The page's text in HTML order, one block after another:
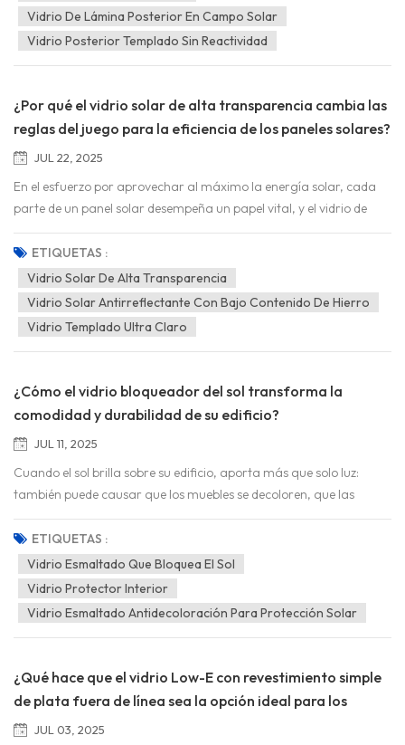
capturen mayores cantidades de energía. Esta transparencia,
sumada a la resistencia del templado, lo dota de resistencia a
impactos, cambios bruscos de temperatura y condiciones c...
Vidrio De Lámina Posterior En Campo Solar
Vidrio Posterior Templado Sin Reactividad
¿Por qué el vidrio solar de alta transparencia cambia las
reglas del juego para la eficiencia de los paneles solares?
JUL 22, 2025
En el esfuerzo por aprovechar al máximo la energía solar, cada
parte de un panel solar desempeña un papel vital, y el vidrio de
recubrimiento no es la excepción. Entonces, ¿qué distingue Vidrio
solar de alta transparencia ¿Qué diferencia al vidrio en esta
importante función? A diferencia del vidrio común, su
composición y estructura especiales están diseñadas para
permitir el paso de más luz solar, lo que aumenta directamente la
cantidad de electricidad que un panel solar puede producir. Para
ETIQUETAS :
Vidrio Solar De Alta Transparencia
Vidrio Solar Antirreflectante Con Bajo Contenido De Hierro
Vidrio Templado Ultra Claro
¿Cómo el vidrio bloqueador del sol transforma la
comodidad y durabilidad de su edificio?
JUL 11, 2025
Cuando el sol brilla sobre su edificio, aporta más que solo luz:
también puede causar que los muebles se decoloren, que las
temperaturas interiores se sobrecalienten y que las facturas de
energía aumenten. Pero ¿y si existiera una solución elegante,
protectora y eficiente? El acristalamiento solar es la revolución de
la arquitectura moderna. Este innovador vidrio no solo bloquea el
sol. Redefine la interacción entre los edificios y su entorno,
manteniendo los interiores frescos y protegiendo lo...
ETIQUETAS :
Vidrio Esmaltado Que Bloquea El Sol
Vidrio Protector Interior
Vidrio Esmaltado Antidecoloración Para Protección Solar
¿Qué hace que el vidrio Low-E con revestimiento simple
de plata fuera de línea sea la opción ideal para los
edificios modernos?
JUL 03, 2025